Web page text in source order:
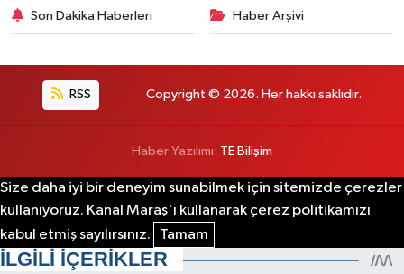
Son Dakika Haberleri Haber Arşivi
RSS Copyright © 2026. Her hakkı saklıdır.
Haber Yazılımı: TE Bilişim
Size daha iyi bir deneyim sunabilmek için sitemizde çerezler
kullanıyoruz. Kanal Maraş'ı kullanarak çerez politikamızı
kabul etmiş sayılırsınız.
Tamam